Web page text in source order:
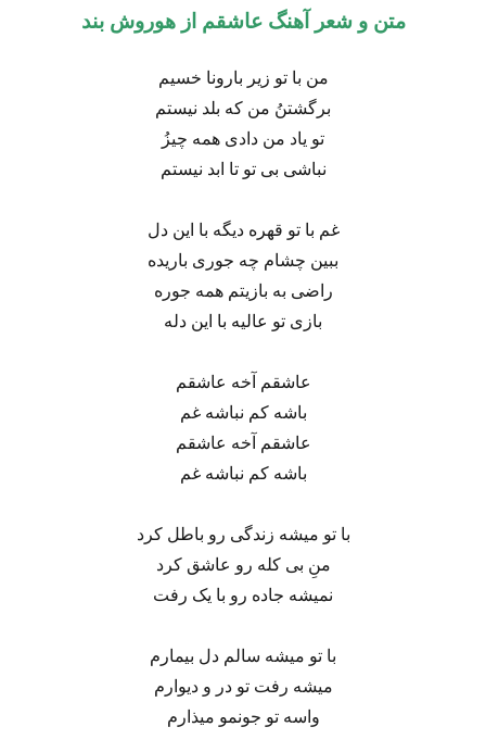
متن و شعر آهنگ عاشقم از هوروش بند
من با تو زیر بارونا خسیم
برگشتنُ من که بلد نیستم
تو یاد من دادی همه چیزُ
نباشی بی تو تا ابد نیستم
غم با تو قهره دیگه با این دل
ببین چشام چه جوری باریده
راضی به بازیتم همه جوره
بازی تو عالیه با این دله
عاشقم آخه عاشقم
باشه کم نباشه غم
عاشقم آخه عاشقم
باشه کم نباشه غم
با تو میشه زندگی رو باطل کرد
منِ بی کله رو عاشق کرد
نمیشه جاده رو با یک رفت
با تو میشه سالم دل بیمارم
میشه رفت تو در و دیوارم
واسه تو جونمو میذارم